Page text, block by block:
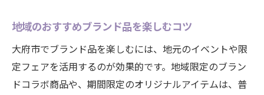
地域のおすすめブランド品を楽しむコツ
大府市でブランド品を楽しむには、地元のイベントや限
定フェアを活用するのが効果的です。地域限定のブラン
ドコラボ商品や、期間限定のオリジナルアイテムは、普